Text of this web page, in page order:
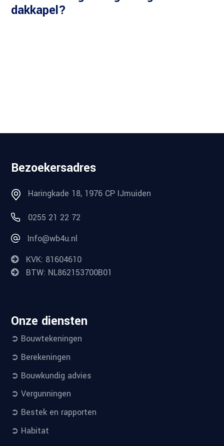
dakkapel?
Bezoekersadres
Haringkade 18, 1976 CP IJmuiden
0255 21 22 72
Info@wb4u.nl
KVK: 81604610
BTW: NL862153700B01
Onze diensten
➲ Bouwtekeningen
➲ Berekeningen
➲ Bouwkundig advies
➲ Vergunningen
➲ Bestek en rapporten
➲ Habitat